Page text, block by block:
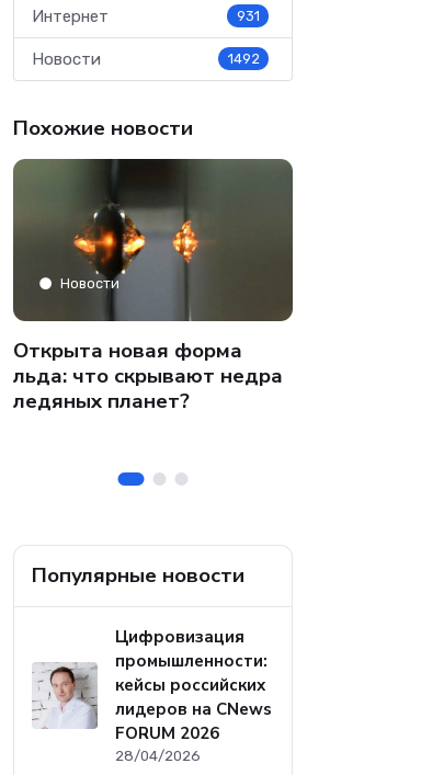
Интернет 931
Новости 1492
Похожие новости
Новости
Открыта новая форма
льда: что скрывают недра
ледяных планет?
Популярные новости
Цифровизация
промышленности:
кейсы российских
лидеров на CNews
FORUM 2026
28/04/2026